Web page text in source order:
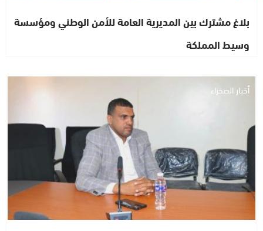
بلاغ مشترك بين المديرية العامة للأمن الوطني ومؤسسة
وسيط المملكة
أخبار الصحراء